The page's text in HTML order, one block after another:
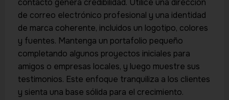
contacto genera credibilidad. Utilice una dirección
de correo electrónico profesional y una identidad
de marca coherente, incluidos un logotipo, colores
y fuentes. Mantenga un portafolio pequeño
completando algunos proyectos iniciales para
amigos o empresas locales, y luego muestre sus
testimonios. Este enfoque tranquiliza a los clientes
y sienta una base sólida para el crecimiento.